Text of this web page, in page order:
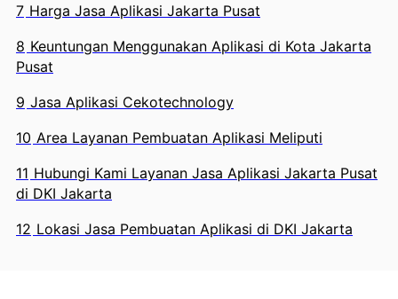
7 Harga Jasa Aplikasi Jakarta Pusat
8 Keuntungan Menggunakan Aplikasi di Kota Jakarta
Pusat
9 Jasa Aplikasi Cekotechnology
10 Area Layanan Pembuatan Aplikasi Meliputi
11 Hubungi Kami Layanan Jasa Aplikasi Jakarta Pusat
di DKI Jakarta
12 Lokasi Jasa Pembuatan Aplikasi di DKI Jakarta